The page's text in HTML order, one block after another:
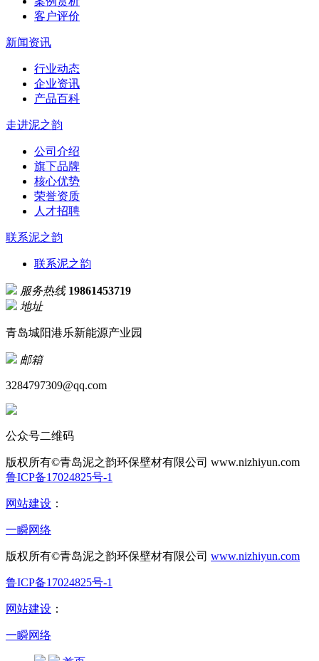
客户评价
新闻资讯
行业动态
企业资讯
产品百科
走进泥之韵
公司介绍
旗下品牌
核心优势
荣誉资质
人才招聘
联系泥之韵
联系泥之韵
服务热线 19861453719
地址
青岛城阳港乐新能源产业园
邮箱
3284797309@qq.com
公众号二维码
版权所有©青岛泥之韵环保壁材有限公司 www.nizhiyun.com
鲁ICP备17024825号-1
网站建设 ：
一瞬网络
版权所有©青岛泥之韵环保壁材有限公司 www.nizhiyun.com
鲁ICP备17024825号-1
网站建设 ：
一瞬网络